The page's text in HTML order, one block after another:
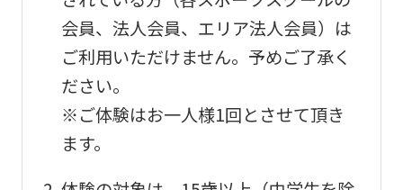
会員、法人会員、エリア法人会員）は
ご利用いただけません。予めご了承く
ださい。
※ご体験はお一人様1回とさせて頂き
ます。
translation)
to
to